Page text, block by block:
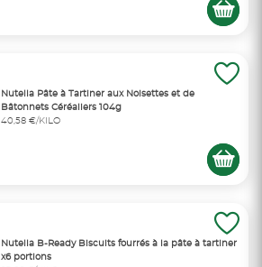
Nutella Pâte à Tartiner aux Noisettes et de
Bâtonnets Céréaliers 104g
40,58 €/KILO
Nutella B-Ready Biscuits fourrés à la pâte à tartiner
x6 portions